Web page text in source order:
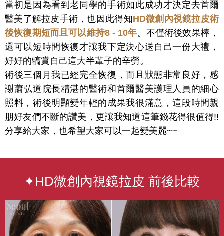
當初是因為看到老同學的手術如此成功才決定去首爾
醫美了解拉皮手術，也因此得知HD微創內視鏡拉皮術
後恢復期短而且可以維持8 - 10年。不僅術後效果棒，
還可以短時間恢復 才讓我下定決心送自己一份大禮，
好好的犒賞自己這大半輩子的辛勞。
術後三個月我已經完全恢復，而且狀態非常良好，感
謝蕭弘道院長精湛的醫術和首爾醫美護理人員的細心
照料，術後明顯變年輕的成果我很滿意，這段時間親
朋好友們不斷的讚美，更讓我知道這筆錢花得很值得!!
分享給大家，也希望大家可以一起變美麗~~
✦HD微創內視鏡拉皮 前後比較